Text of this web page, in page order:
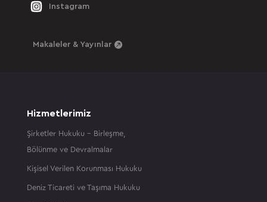
Instagram
Makaleler & Yayınlar
Hizmetlerimiz
Şirketler Hukuku – Birleşme,
Bölünme ve Devralmalar
Kişisel Verilen Korunması Hukuku
Deniz Ticareti ve Taşıma Hukuku